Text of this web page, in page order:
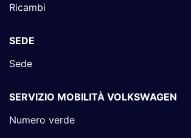
Ricambi
SEDE
Sede
SERVIZIO MOBILITÀ VOLKSWAGEN
Numero verde